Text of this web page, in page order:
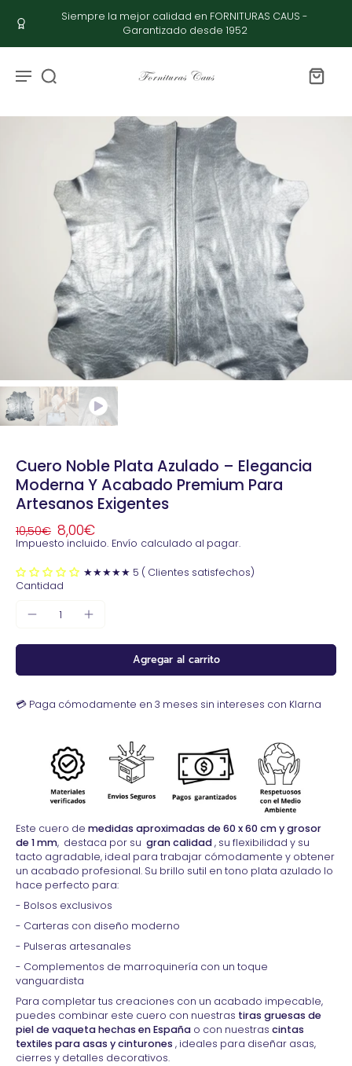
Siempre la mejor calidad en FORNITURAS CAUS -
Garantizado desde 1952
Cuero Noble Plata Azulado – Elegancia
Moderna Y Acabado Premium Para
Artesanos Exigentes
10,50€ 8,00€
Impuesto incluido. Envío calculado al pagar.
★★★★★ 5 ( Clientes satisfechos)
Cantidad
Agregar al carrito
💳 Paga cómodamente en 3 meses sin intereses con Klarna
Este cuero de medidas aproximadas de 60 x 60 cm y grosor
de 1 mm, destaca por su gran calidad, su flexibilidad y su
tacto agradable, ideal para trabajar cómodamente y obtener
un acabado profesional. Su brillo sutil en tono plata azulado lo
hace perfecto para:
- Bolsos exclusivos
- Carteras con diseño moderno
- Pulseras artesanales
- Complementos de marroquinería con un toque
vanguardista
Para completar tus creaciones con un acabado impecable,
puedes combinar este cuero con nuestras tiras gruesas de
piel de vaqueta hechas en España o con nuestras cintas
textiles para asas y cinturones , ideales para diseñar asas,
cierres y detalles decorativos.